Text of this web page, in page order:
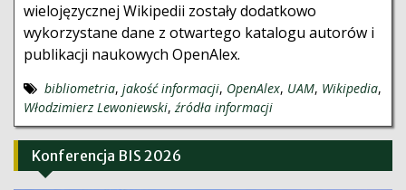
wielojęzycznej Wikipedii zostały dodatkowo
wykorzystane dane z otwartego katalogu autorów i
publikacji naukowych OpenAlex.
bibliometria, jakość informacji, OpenAlex, UAM, Wikipedia,
Włodzimierz Lewoniewski,źródła informacji
Konferencja BIS 2026